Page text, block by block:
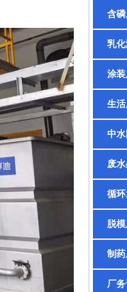
含
乳
涂
生
中水
废
循
脱
制
厂